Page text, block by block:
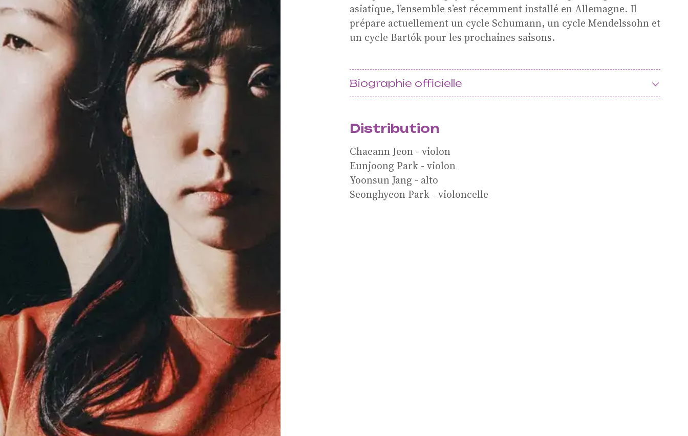
asiatique, l’ensemble s’est récemment installé en Allemagne. Il
prépare actuellement un cycle Schumann, un cycle Mendelssohn et
un cycle Bartók pour les prochaines saisons.
Biographie officielle
Distribution
Chaeann Jeon - violon
Eunjoong Park - violon
Yoonsun Jang - alto
Seonghyeon Park - violoncelle
masterclasses
Projets européens
Actions culturelles
Concerts et
événements
Pratiques
amateurs
Agenda Actualités Soutenir ProQuartet Vidéos des masterclasses
MÉCÉNAT ET DONS
Soutenez
ProQuartet,
Cercle !